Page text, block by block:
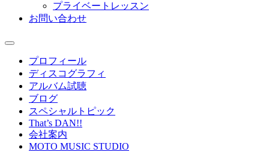
プライベートレッスン
お問い合わせ
プロフィール
ディスコグラフィ
アルバム試聴
ブログ
スペシャルトピック
That’s DAN!!
会社案内
MOTO MUSIC STUDIO